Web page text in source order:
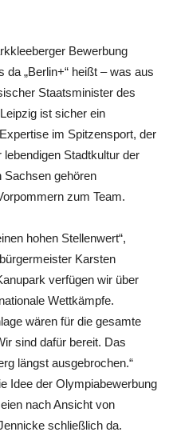
Bewerbung
„Berlin+“ heißt – was aus
Staatsminister des
ist sicher ein
im Spitzensport, der
Stadtkultur der
Sachsen gehören
zum Team.
hohen Stellenwert“,
Karsten
verfügen wir über
Wettkämpfe.
wären für die gesamte
sind dafür bereit. Das
längst ausgebrochen.“
Idee der Olympiabewerbung
nach Ansicht von
schließlich da.